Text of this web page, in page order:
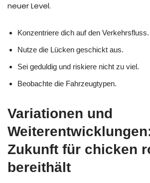
neuer Level.
Konzentriere dich auf den Verkehrsfluss.
Nutze die Lücken geschickt aus.
Sei geduldig und riskiere nicht zu viel.
Beobachte die Fahrzeugtypen.
Variationen und
Zukunft für chicken
bereithält